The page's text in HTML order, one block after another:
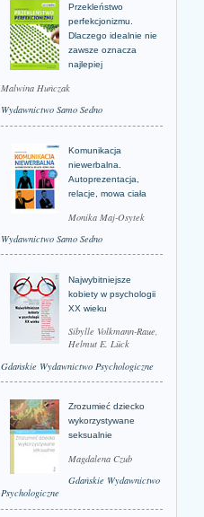
Przekleństwo
perfekcjonizmu.
Dlaczego idealnie nie
zawsze oznacza
najlepiej
Malwina Huńczak
Wydawnictwo Samo Sedno
Komunikacja
niewerbalna.
Autoprezentacja,
relacje, mowa ciała
Monika Maj-Osytek
Wydawnictwo Samo Sedno
Najwybitniejsze
kobiety w psychologii
XX wieku
Sibylle Volkmann-Raue,
Helmut E. Lück
Gdańskie Wydawnictwo Psychologiczne
Zrozumieć dziecko
wykorzystywane
seksualnie
Magdalena Czub
Gdańskie Wydawnictwo
Psychologiczne